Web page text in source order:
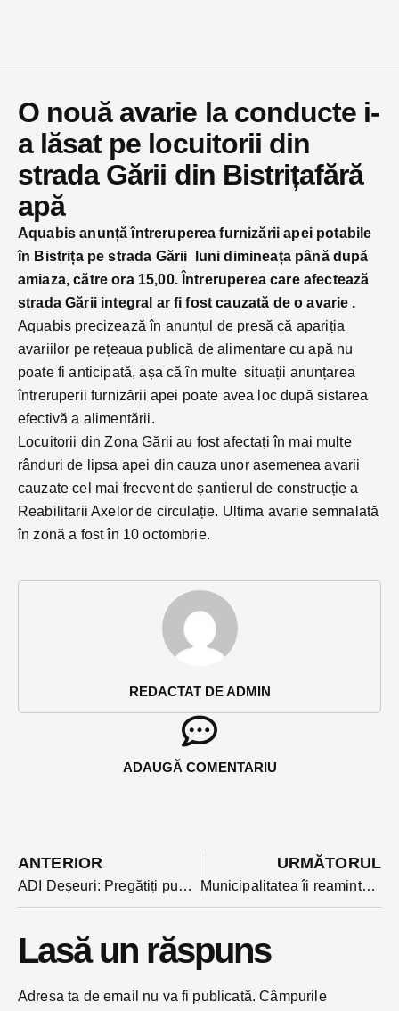
O nouă avarie la conducte i-
a lăsat pe locuitorii din
strada Gării din Bistrițafără
apă
REDACTAT DE ADMIN
ADAUGĂ COMENTARIU
Aquabis anunță întreruperea furnizării apei potabile
în Bistrița pe strada Gării luni dimineața până după
amiaza, către ora 15,00. Întreruperea care afectează
strada Gării integral ar fi fost cauzată de o avarie .
Aquabis precizează în anunțul de presă că apariția
avariilor pe rețeaua publică de alimentare cu apă nu
poate fi anticipată, așa că în multe situații anunțarea
întreruperii furnizării apei poate avea loc după sistarea
efectivă a alimentării.
Locuitorii din Zona Gării au fost afectați în mai multe
rânduri de lipsa apei din cauza unor asemenea avarii
cauzate cel mai frecvent de șantierul de construcție a
Reabilitarii Axelor de circulație. Ultima avarie semnalată
în zonă a fost în 10 octombrie.
ANTERIOR
ADI Deșeuri: Pregătiți pubela pentru plastic. Săptămâna aceasta e dedicată pubelei galbene la colectarea selectivă
URMĂTORUL
Municipalitatea îi reamintește Poliției Rutiere că a avizat în urmă cu doi ani proiectul actualelor sensuri giratorii, cele cărora li se cere redimensionarea
Lasă un răspuns
Adresa ta de email nu va fi publicată. Câmpurile